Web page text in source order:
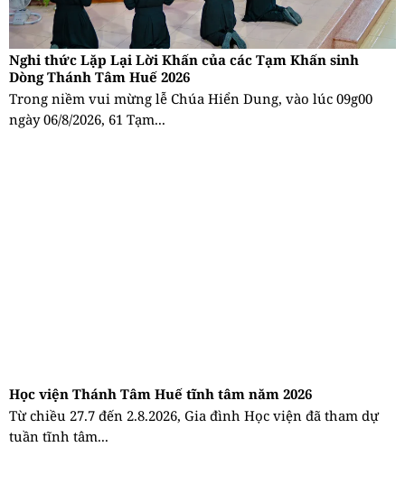
Nghi thức Lặp Lại Lời Khấn của các Tạm Khấn sinh
Dòng Thánh Tâm Huế 2026
Trong niềm vui mừng lễ Chúa Hiển Dung, vào lúc 09g00
ngày 06/8/2026, 61 Tạm...
Học viện Thánh Tâm Huế tĩnh tâm năm 2026
Từ chiều 27.7 đến 2.8.2026, Gia đình Học viện đã tham dự
tuần tĩnh tâm...